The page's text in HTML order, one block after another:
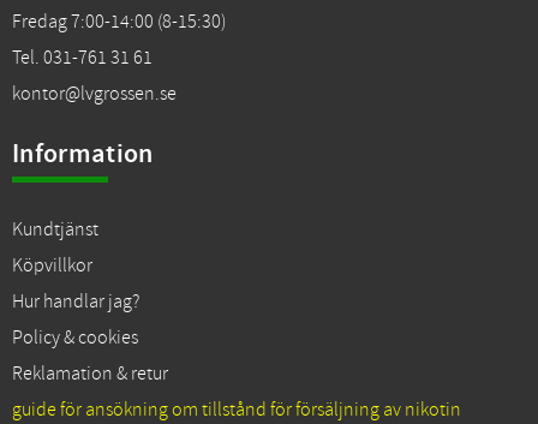
Fredag 7:00-14:00 (8-15:30)
Tel. 031-761 31 61
kontor@lvgrossen.se
Information
Kundtjänst
Köpvillkor
Hur handlar jag?
Policy & cookies
Reklamation & retur
guide för ansökning om tillstånd för försäljning av nikotin